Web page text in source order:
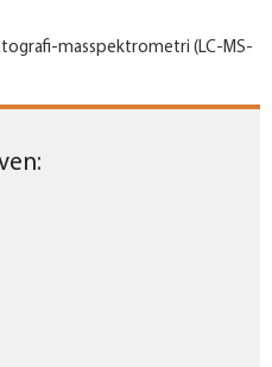
masspektrometri (LC-MS-